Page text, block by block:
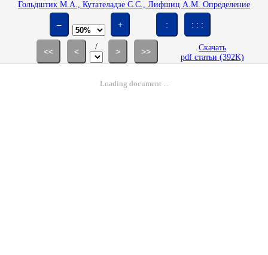
Гольдштик М.А., Кутателадзе С.С., Лифшиц А.М. Определение
турбулентного числа Прандтля в асимптотическом пограничном слое с
отсосом // Изв. АН СССР. МЖГ. 1981. № 1. С. 74-79.
– + : : : :
<< <
/
> >>
Скачать
pdf статьи (392K)
Loading document ...